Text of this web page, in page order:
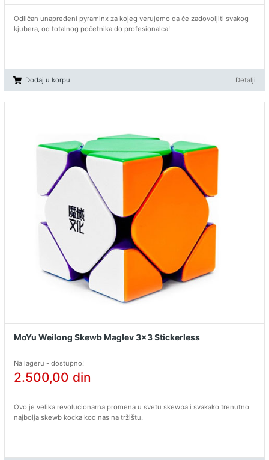
Odličan unapređeni pyraminx za kojeg verujemo da će zadovoljiti svakog
kjubera, od totalnog početnika do profesionalca!
Dodaj u korpu Detalji
MoYu Weilong Skewb Maglev 3x3 Stickerless
Na lageru - dostupno!
2.500,00 din
Ovo je velika revolucionarna promena u svetu skewba i svakako trenutno
najbolja skewb kocka kod nas na tržištu.